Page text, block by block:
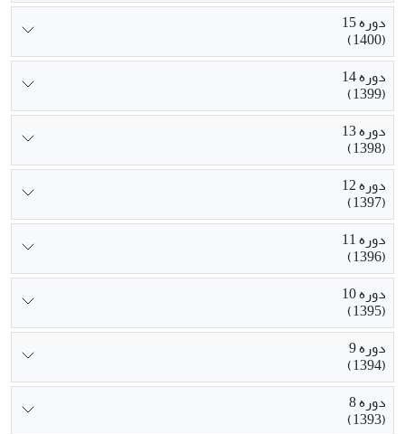
دوره 15
(1400)
دوره 14
(1399)
دوره 13
(1398)
دوره 12
(1397)
دوره 11
(1396)
دوره 10
(1395)
دوره 9
(1394)
دوره 8
(1393)